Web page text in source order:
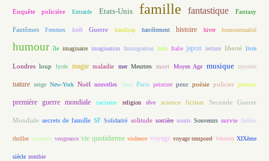
Enquête policière Entraide Etats-Unis famille fantastique Fantasy
Fantômes Femmes forêt Guerre handicap harcèlement histoire hiver homosexualité
humour île imaginaire imagination Immigration Inde Italie japon lecture liberté livre
Londres loup lycée magie maladie mer Meurtres mort Moyen Age musique mystère
nature neige New-York Noël nouvelles Ours Paris peinture peur poésie policier pouvoir
première guerre mondiale racisme religion rêve science fiction Seconde Guerre
Mondiale secrets de famille SF Solidarité solitude sorcière souris Souvenirs survie théâtre
thriller vacances vengeance vie quotidienne violence voyage voyage temporel Western XIXème
siècle zombie